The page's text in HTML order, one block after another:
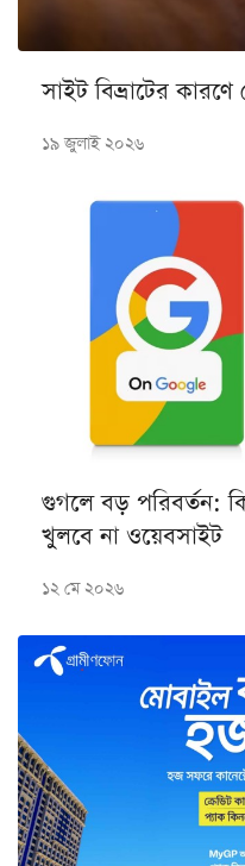
সাইট বিভ্রাটের
১৯ জুলাই ২০২৬
গুগলে বড় পরিবর্তন:
খুলবে না ওয়েবসাইট
১২ মে ২০২৬